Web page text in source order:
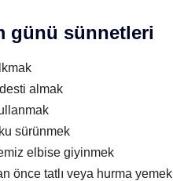
günü sünnetleri
almak
sürünmek
elbise giyinmek
önce tatlı veya hurma yemek